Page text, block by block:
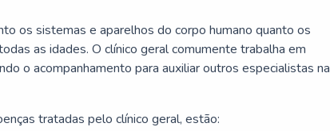
os sistemas e aparelhos do corpo humano quanto os
as idades. O clínico geral comumente trabalha em
o acompanhamento para auxiliar outros especialistas na
tratadas pelo clínico geral, estão: